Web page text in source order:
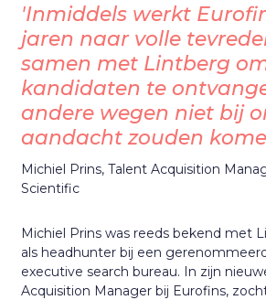
'Inmiddels werkt
jaren naar volle
samen met Lintberg
kandidaten te
andere wegen niet bij
aandacht zouden
Michiel Prins, Talent Acquisition
Scientific
Michiel Prins was reeds bekend met
als headhunter bij een
executive search bureau. In zijn
Acquisition Manager bij Eurofins,